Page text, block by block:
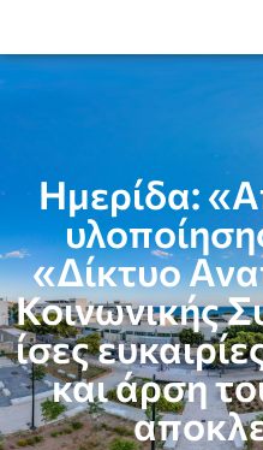
Ημερίδα:
«Δίκτυο
Κοινωνικής
ίσες
και άρση